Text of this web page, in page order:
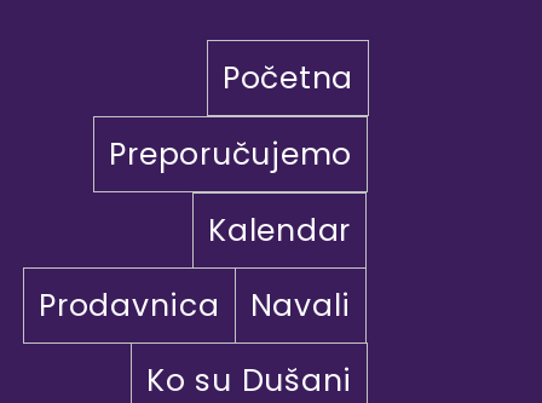
Početna
Preporučujemo
Kalendar
Prodavnica
Navali
Ko su Dušani